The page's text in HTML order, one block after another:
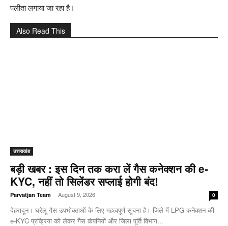
पलीता लगाया जा रहा है।
Also Read This
उत्तराखंड
बड़ी खबर : इस दिन तक करा लें गैस कनेक्शन की e-
KYC, नहीं तो सिलेंडर सप्लाई होगी बंद!
Parvatjan Team - August 9, 2026 0
देहरादून। घरेलू गैस उपभोक्ताओं के लिए महत्वपूर्ण सूचना है। जिले में LPG कनेक्शन की
e-KYC प्रक्रिया को लेकर गैस कंपनियों और जिला पूर्ति विभाग...